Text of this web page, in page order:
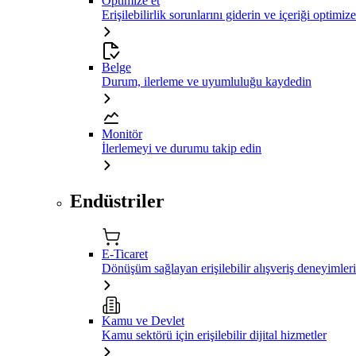
Erişilebilirlik sorunlarını giderin ve içeriği
Belge
Durum, ilerleme ve uyumluluğu kaydedin
Monitör
İlerlemeyi ve durumu takip edin
Endüstriler
E-Ticaret
Dönüşüm sağlayan erişilebilir alışveriş deneyimleri
Kamu ve Devlet
Kamu sektörü için erişilebilir dijital hizmetler